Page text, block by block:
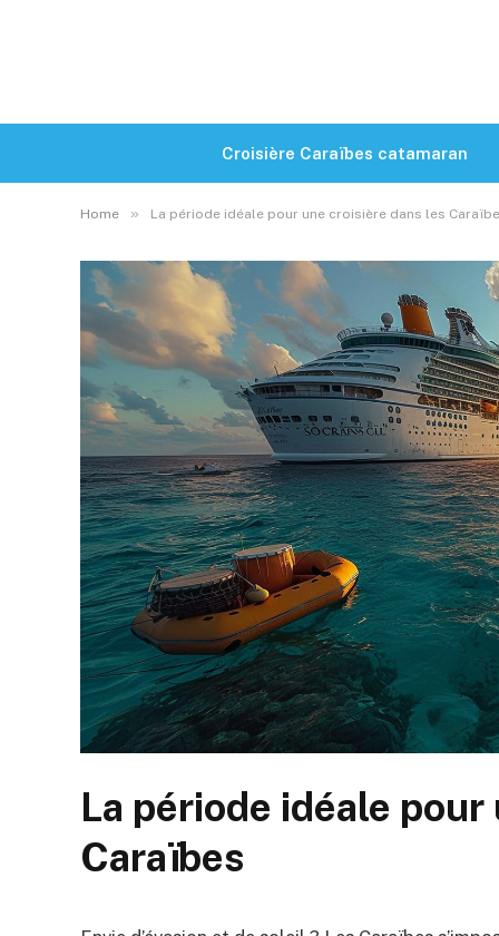
Croisière Caraïbes catamaran
Home » La période idéale pour une croisière dans les
La période idéale
Caraïbes